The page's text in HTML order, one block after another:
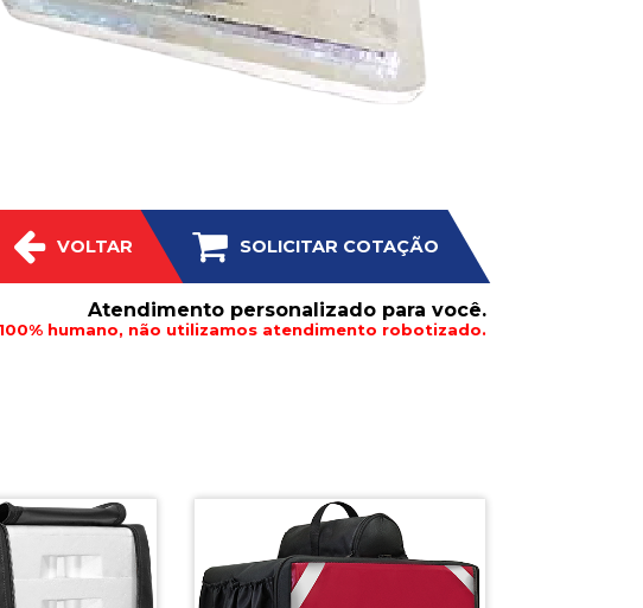
VOLTAR SOLICITAR COTAÇÃO
Atendimento personalizado para você.
humano, não utilizamos atendimento robotizado.